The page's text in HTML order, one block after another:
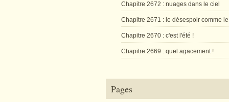
Chapitre 2672 : nuages dans le ciel
Chapitre 2671 : le désespoir comme
Chapitre 2670 : c'est l'été !
Chapitre 2669 : quel agacement !
Pages